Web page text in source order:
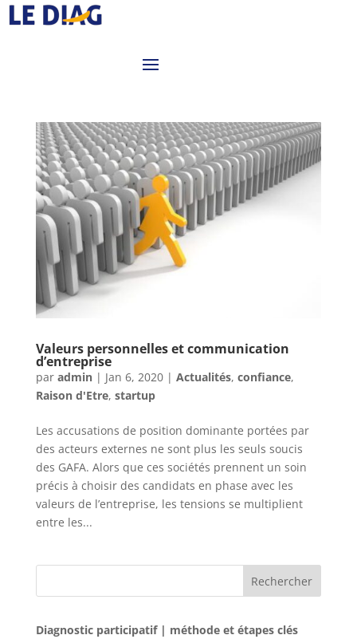
Valeurs personnelles et communication
d’entreprise
par admin| Jan 6, 2020| Actualités, confiance,
Raison d'Etre, startup
Les accusations de position dominante portées par
des acteurs externes ne sont plus les seuls soucis
des GAFA. Alors que ces sociétés prennent un soin
précis à choisir des candidats en phase avec les
valeurs de l’entreprise, les tensions se multiplient
entre les...
Rechercher
Diagnostic participatif | méthode et étapes clés